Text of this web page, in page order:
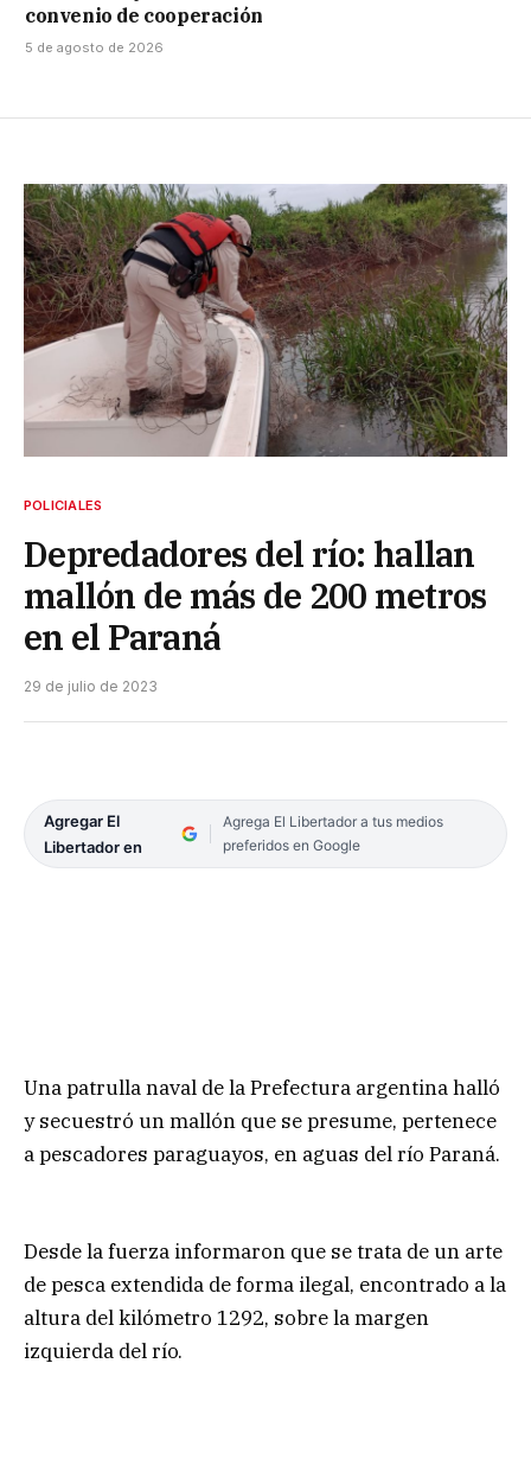
convenio de cooperación
5 de agosto de 2026
POLICIALES
Depredadores del río: hallan
mallón de más de 200 metros
en el Paraná
29 de julio de 2023
Agregar El
Libertador en
Agrega El Libertador a tus medios
preferidos en Google
Una patrulla naval de la Prefectura argentina halló
y secuestró un mallón que se presume, pertenece
a pescadores paraguayos, en aguas del río Paraná.
Desde la fuerza informaron que se trata de un arte
de pesca extendida de forma ilegal, encontrado a la
altura del kilómetro 1292, sobre la margen
izquierda del río.